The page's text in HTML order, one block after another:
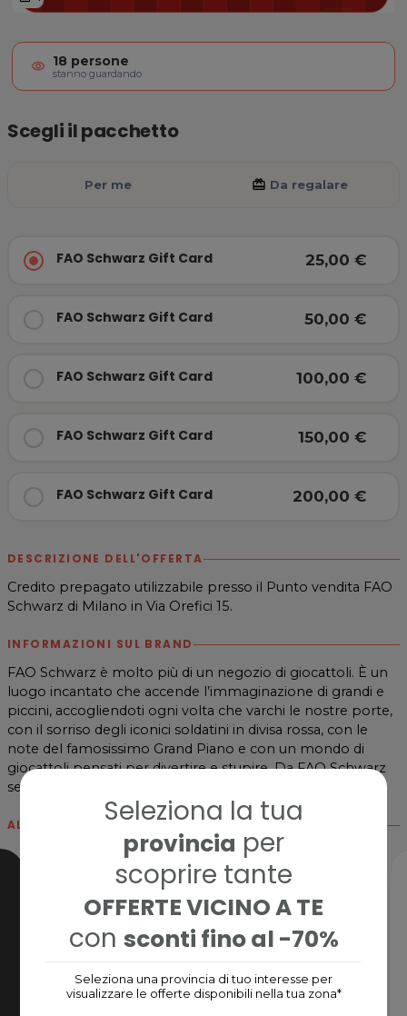
Seleziona la tua
provincia per
scoprire tante
OFFERTE VICINO A TE
con sconti fino al -70%
Seleziona una provincia di tuo interesse per
visualizzare le offerte disponibili nella tua zona*
FAO Schwarz Gift Card
visibility 18 persone
stanno guardando
FAO Schwarz Gift Card 25,00 €
FAO Schwarz Gift Card 50,00 €
FAO Schwarz Gift Card 100,00 €
FAO Schwarz Gift Card 150,00 €
FAO Schwarz Gift Card 200,00 €
Scegli il pacchetto
Per me card_giftcard Da regalare
DESCRIZIONE DELL'OFFERTA
Credito prepagato utilizzabile presso il Punto vendita FAO
Schwarz di Milano in Via Orefici 15.
INFORMAZIONI SUL BRAND
FAO Schwarz è molto più di un negozio di giocattoli. È un
luogo incantato che accende l’immaginazione di grandi e
piccini, accogliendoti ogni volta che varchi le nostre porte,
con il sorriso degli iconici soldatini in divisa rossa, con le
note del famosissimo Grand Piano e con un mondo di
giocattoli pensati per divertire e stupire. Da FAO Schwarz
sei tu il protagonista della storia. Vieni a viverla.
ALTRE CARD